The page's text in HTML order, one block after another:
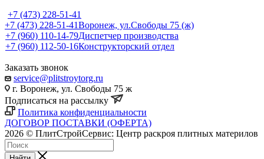
+7 (473) 228-51-41
+7 (473) 228-51-41Воронеж, ул.Свободы 75 (ж)
+7 (960) 110-14-79Диспетчер производства
+7 (960) 112-50-16Конструкторский отдел
Заказать звонок
service@plitstroytorg.ru
г. Воронеж, ул. Свободы 75 ж
Подписаться на рассылку
Политика конфиденциальности
ДОГОВОР ПОСТАВКИ (ОФЕРТА)
2026 © ПлитСтройСервис: Центр раскроя плитных материлов